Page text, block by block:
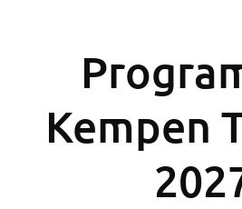
Kempen